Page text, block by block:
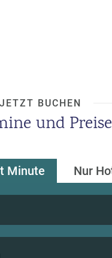
JETZT BUCHEN
und Preise
Minute Nur